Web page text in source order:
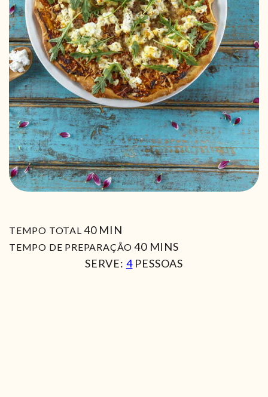
TEMPO TOTAL 40MIN
MIN
TEMPO DE PREPARAÇÃO 40MIN
MINS
SERVE: 4 PESSOAS